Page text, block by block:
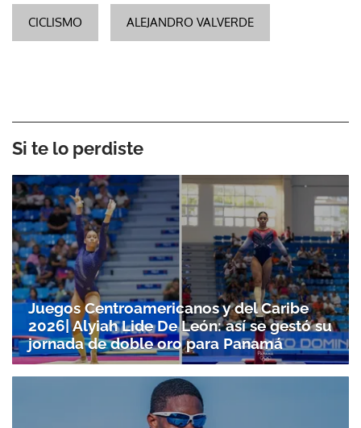
CICLISMO ALEJANDRO VALVERDE
Si te lo perdiste
Juegos Centroamericanos y del Caribe
2026| Alyiah Lide De León: así se gestó su
jornada de doble oro para Panamá